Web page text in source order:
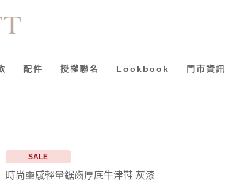
配件 授權聯名 Lookbook 門市資訊
SALE
時尚靈感輕量鋸齒厚底牛津鞋 灰漆